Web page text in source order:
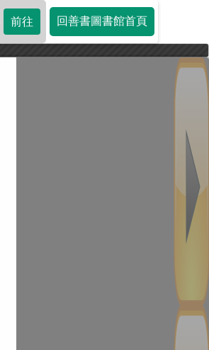
前往 回善書圖書館首頁